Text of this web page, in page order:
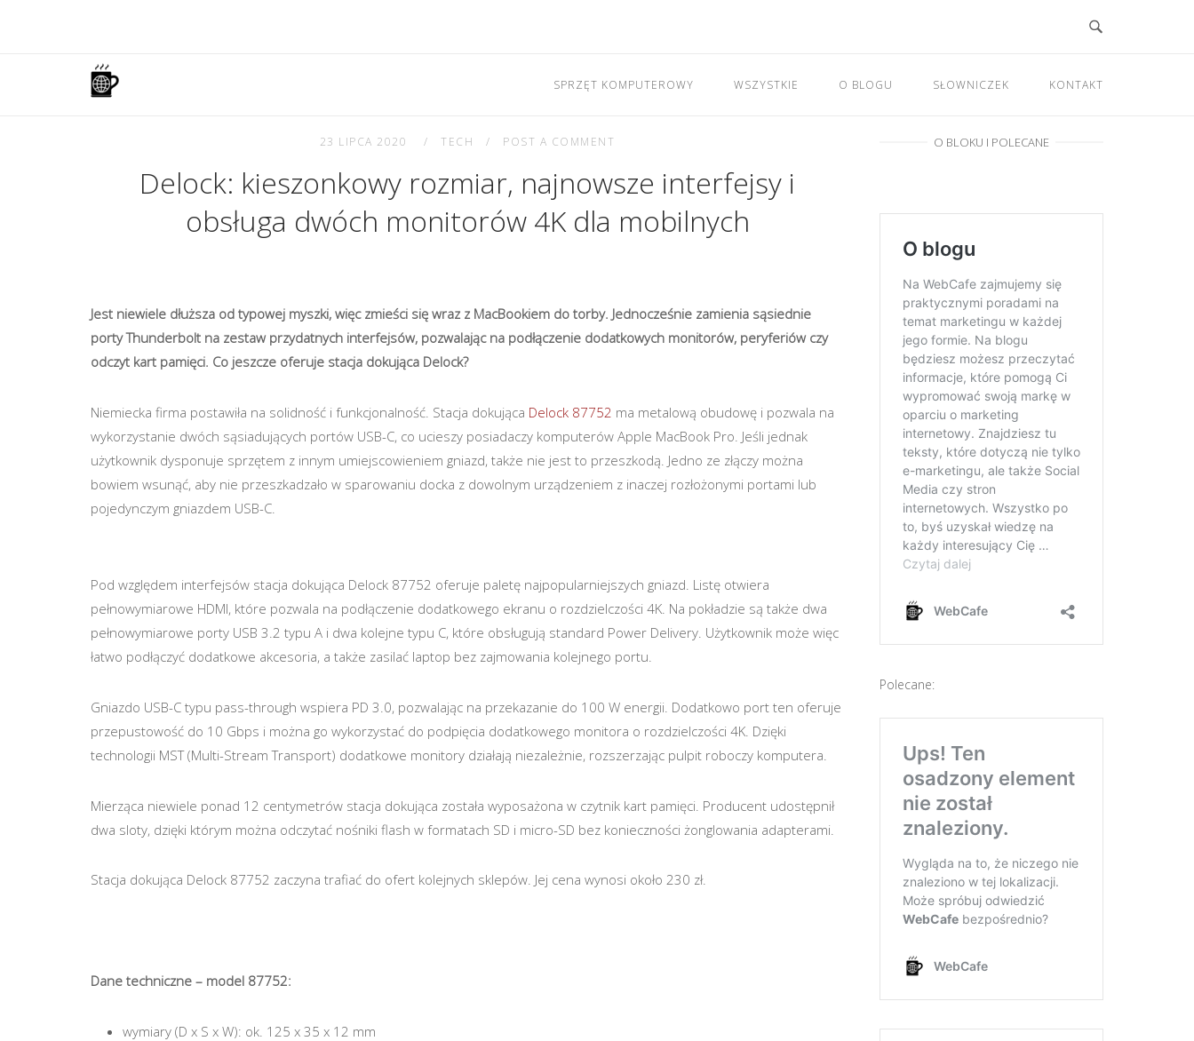
Home
SPRZĘT KOMPUTEROWY WSZYSTKIE O BLOGU SŁOWNICZEK KONTAKT
23 LIPCA 2020 TECH POST A COMMENT
Delock: kieszonkowy rozmiar, najnowsze interfejsy i
obsługa dwóch monitorów 4K dla mobilnych
Jest niewiele dłuższa od typowej myszki, więc zmieści się wraz z MacBookiem do torby. Jednocześnie zamienia sąsiednie
porty Thunderbolt na zestaw przydatnych interfejsów, pozwalając na podłączenie dodatkowych monitorów, peryferiów czy
odczyt kart pamięci. Co jeszcze oferuje stacja dokująca Delock?
Niemiecka firma postawiła na solidność i funkcjonalność. Stacja dokująca Delock 87752 ma metalową obudowę i pozwala na
wykorzystanie dwóch sąsiadujących portów USB-C, co ucieszy posiadaczy komputerów Apple MacBook Pro. Jeśli jednak
użytkownik dysponuje sprzętem z innym umiejscowieniem gniazd, także nie jest to przeszkodą. Jedno ze złączy można
bowiem wsunąć, aby nie przeszkadzało w sparowaniu docka z dowolnym urządzeniem z inaczej rozłożonymi portami lub
pojedynczym gniazdem USB-C.
Pod względem interfejsów stacja dokująca Delock 87752 oferuje paletę najpopularniejszych gniazd. Listę otwiera
pełnowymiarowe HDMI, które pozwala na podłączenie dodatkowego ekranu o rozdzielczości 4K. Na pokładzie są także dwa
pełnowymiarowe porty USB 3.2 typu A i dwa kolejne typu C, które obsługują standard Power Delivery. Użytkownik może więc
łatwo podłączyć dodatkowe akcesoria, a także zasilać laptop bez zajmowania kolejnego portu.
Gniazdo USB-C typu pass-through wspiera PD 3.0, pozwalając na przekazanie do 100 W energii. Dodatkowo port ten oferuje
przepustowość do 10 Gbps i można go wykorzystać do podpięcia dodatkowego monitora o rozdzielczości 4K. Dzięki
technologii MST (Multi-Stream Transport) dodatkowe monitory działają niezależnie, rozszerzając pulpit roboczy komputera.
Mierząca niewiele ponad 12 centymetrów stacja dokująca została wyposażona w czytnik kart pamięci. Producent udostępnił
dwa sloty, dzięki którym można odczytać nośniki flash w formatach SD i micro-SD bez konieczności żonglowania adapterami.
Stacja dokująca Delock 87752 zaczyna trafiać do ofert kolejnych sklepów. Jej cena wynosi około 230 zł.
Dane techniczne – model 87752:
wymiary (D x S x W): ok. 125 x 35 x 12 mm
O BLOKU I POLECANE
Polecane: